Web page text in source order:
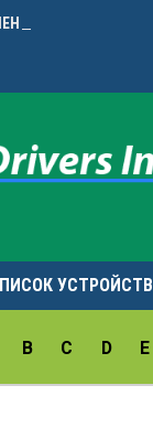
ДРАЙВЕРА
УСТРОЙСТВ
B C D E